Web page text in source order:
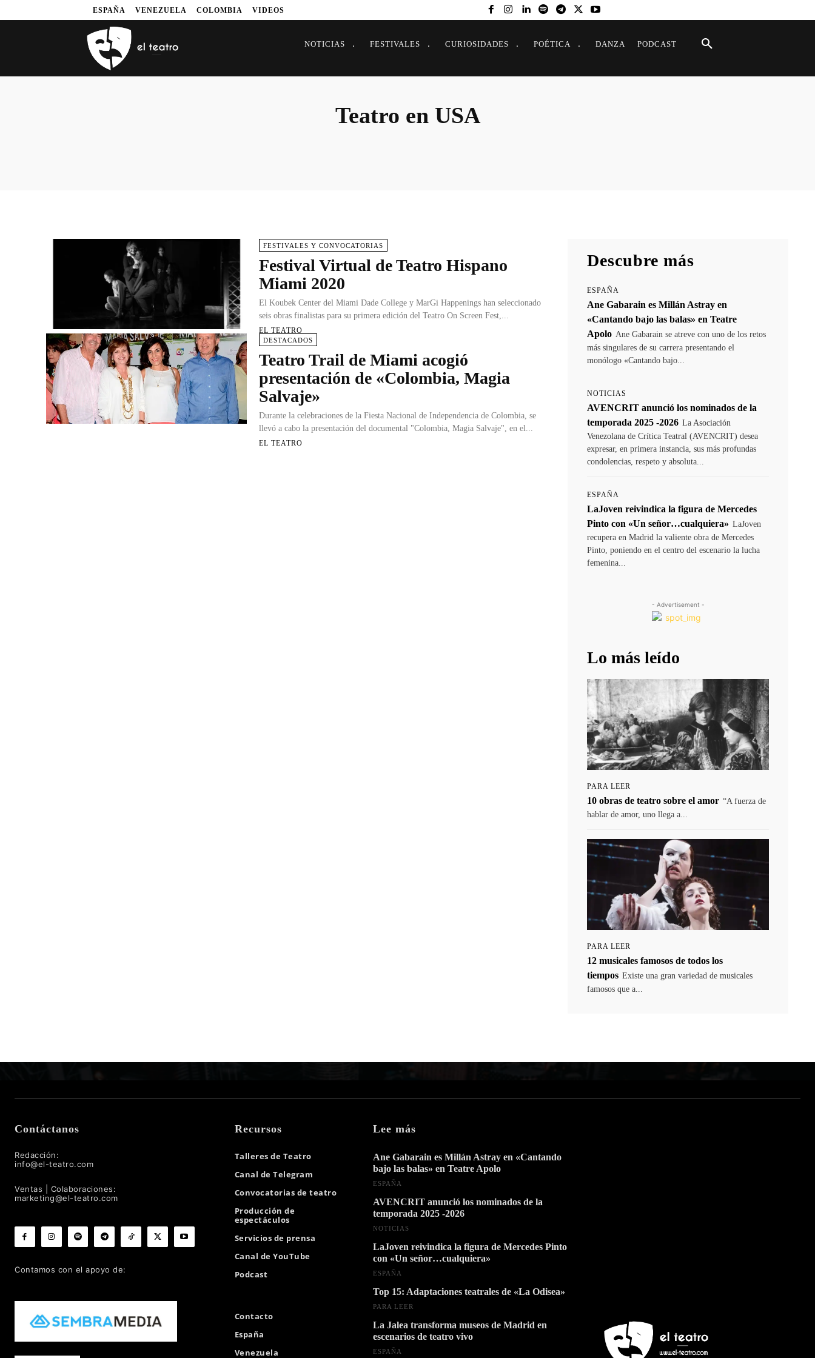
ESPAÑA VENEZUELA COLOMBIA VIDEOS
NOTICIAS FESTIVALES CURIOSIDADES POÉTICA DANZA PODCAST
Teatro en USA
FESTIVALES Y CONVOCATORIAS
Festival Virtual de Teatro Hispano
Miami 2020
El Koubek Center del Miami Dade College y MarGi Happenings han seleccionado
seis obras finalistas para su primera edición del Teatro On Screen Fest,...
EL TEATRO
DESTACADOS
Teatro Trail de Miami acogió
presentación de «Colombia, Magia
Salvaje»
Durante la celebraciones de la Fiesta Nacional de Independencia de Colombia, se
llevó a cabo la presentación del documental "Colombia, Magia Salvaje", en el...
EL TEATRO
Descubre más
ESPAÑA
Ane Gabarain es Millán Astray en
«Cantando bajo las balas» en Teatre
Apolo Ane Gabarain se atreve con uno de los retos
más singulares de su carrera presentando el
monólogo «Cantando bajo...
NOTICIAS
AVENCRIT anunció los nominados de la
temporada 2025 -2026 La Asociación
Venezolana de Crítica Teatral (AVENCRIT) desea
expresar, en primera instancia, sus más profundas
condolencias, respeto y absoluta...
ESPAÑA
LaJoven reivindica la figura de Mercedes
Pinto con «Un señor…cualquiera» LaJoven
recupera en Madrid la valiente obra de Mercedes
Pinto, poniendo en el centro del escenario la lucha
femenina...
- Advertisement -
Lo más leído
PARA LEER
10 obras de teatro sobre el amor “A fuerza de
hablar de amor, uno llega a...
PARA LEER
12 musicales famosos de todos los
tiempos Existe una gran variedad de musicales
famosos que a...
Contáctanos
Redacción:
info@el-teatro.com
Ventas | Colaboraciones:
marketing@el-teatro.com
Contamos con el apoyo de:
Recursos
Talleres de Teatro
Canal de Telegram
Convocatorias de teatro
Producción de
espectáculos
Servicios de prensa
Canal de YouTube
Podcast
Contacto
España
Venezuela
Lee más
Ane Gabarain es Millán Astray en «Cantando
bajo las balas» en Teatre Apolo
ESPAÑA
AVENCRIT anunció los nominados de la
temporada 2025 -2026
NOTICIAS
LaJoven reivindica la figura de Mercedes Pinto
con «Un señor…cualquiera»
ESPAÑA
Top 15: Adaptaciones teatrales de «La Odisea»
PARA LEER
La Jalea transforma museos de Madrid en
escenarios de teatro vivo
ESPAÑA